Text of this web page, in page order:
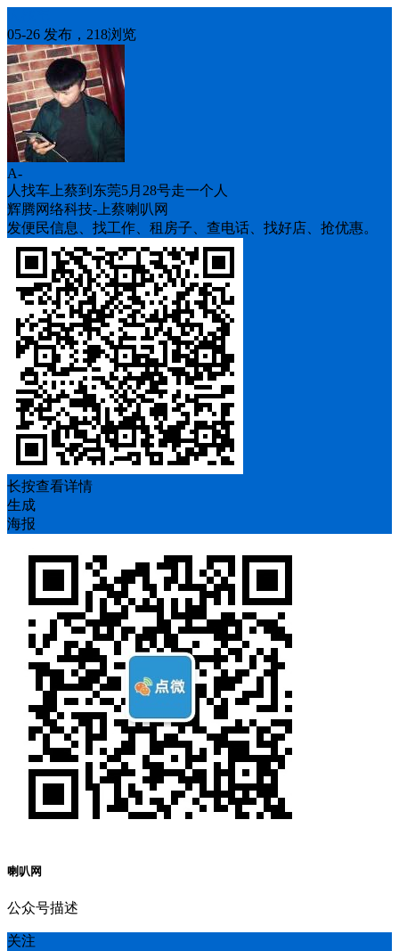
05-26 发布，218浏览
A-
人找车上蔡到东莞5月28号走一个人
辉腾网络科技-上蔡喇叭网
发便民信息、找工作、租房子、查电话、找好店、抢优惠。
长按查看详情
生成
海报
喇叭网
公众号描述
关注